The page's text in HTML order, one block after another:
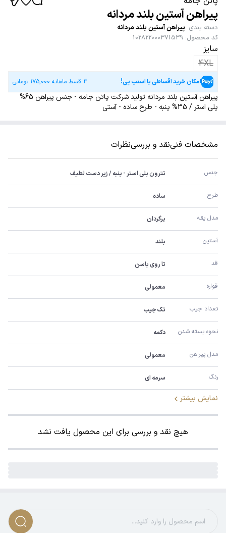
پیراهن آستین بلند مردانه
دسته بندی: پیراهن آستین بلند مردانه
کد محصول:
102822000371539
سایز
4XL
امکان خرید اقساطی با اسنپ پی! 4 قسط ماهانه 175,000 تومانی
پیراهن آستین بلند مردانه تولید شرکت پاتن جامه - جنس پیراهن 65%
پلی استر / 35% پنبه - طرح ساده - آستی
مشخصات فنینقد و بررسینظرات
جنس تترون پلی استر - پنبه / زیر دست لطیف
طرح ساده
مدل یقه برگردان
آستین بلند
قد تا روی باسن
قواره معمولی
تعداد جیب تک جیب
نحوه بسته شدن دکمه
مدل پیراهن معمولی
رنگ سرمه ای
نمایش بیشتر
هیچ نقد و بررسی برای این محصول یافت نشد